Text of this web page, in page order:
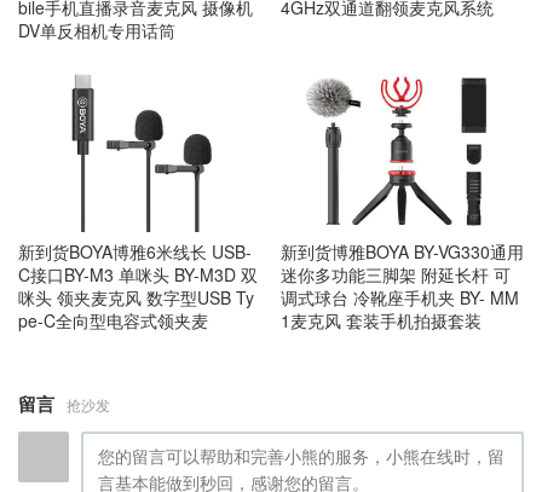
bile手机直播录音麦克风 摄像机
DV单反相机专用话筒
4GHz双通道翻领麦克风系统
新到货BOYA博雅6米线长 USB-
C接口BY-M3 单咪头 BY-M3D 双
咪头 领夹麦克风 数字型USB Ty
pe-C全向型电容式领夹麦
新到货博雅BOYA BY-VG330通用
迷你多功能三脚架 附延长杆 可
调式球台 冷靴座手机夹 BY- MM
1麦克风 套装手机拍摄套装
留言 抢沙发